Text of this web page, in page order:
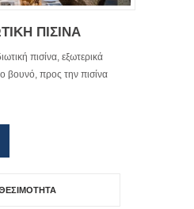
ΠΙΣΙΝΑ
πισίνα, εξωτερικά
βουνό, προς την πισίνα